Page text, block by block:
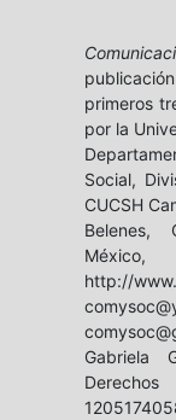
primeros
por la
Social,
CUCSH
Belenes,
México,
http://
Gabriela